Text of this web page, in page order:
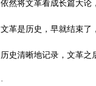
依然将文革看成长篇大论
文革是历史，早就结束了
历史清晰地记录，文革之
·